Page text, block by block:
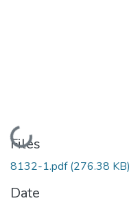
Loading...
Files
8132-1.pdf(276.38 KB)
Date